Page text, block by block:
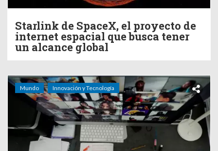
Starlink de SpaceX, el proyecto de
internet espacial que busca tener
un alcance global
Mundo Innovación y Tecnología